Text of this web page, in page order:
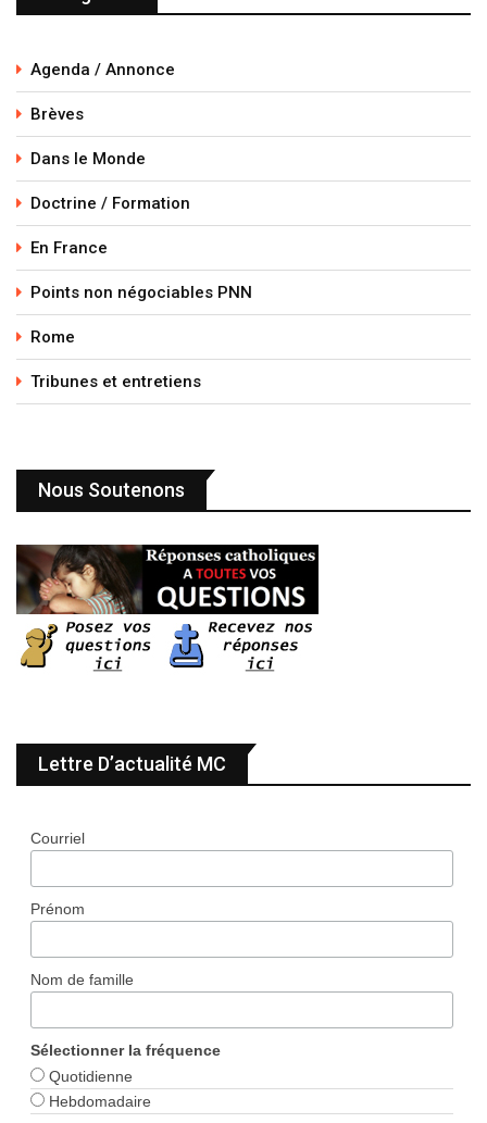
Agenda / Annonce
Brèves
Dans le Monde
Doctrine / Formation
En France
Points non négociables PNN
Rome
Tribunes et entretiens
Nous Soutenons
Lettre D’actualité MC
Courriel
Prénom
Nom de famille
Sélectionner la fréquence
Quotidienne
Hebdomadaire